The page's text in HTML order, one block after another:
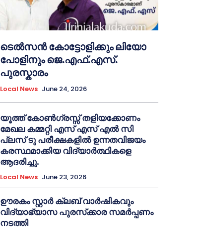
ടെൽസൻ കോട്ടോളിക്കും ലിയോ
പോളിനും ജെ.എഫ്.എസ്.
പുരസ്കാരം
Local News June 24, 2026
യൂത്ത് കോൺഗ്രസ്സ് തളിയക്കോണം
മേഖല കമ്മറ്റി എസ് എസ് എൽ സി
പ്ലസ് ടു പരീക്ഷകളിൽ ഉന്നതവിജയം
കരസ്ഥമാക്കിയ വിദ്യാർത്ഥികളെ
ആദരിച്ചു.
Local News June 23, 2026
ഊരകം സ്റ്റാർ ക്ലബ് വാർഷികവും
വിദ്യാഭ്യാസ പുരസ്‌ക്കാര സമർപ്പണം
നടത്തി